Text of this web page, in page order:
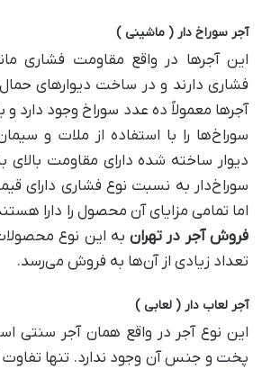
آجر سوراخ دار ( ماشینی )
این آجر‌ها در واقع مقاومت فشاری
فشاری دارند و در ساخت دیوار‌های
آجر‌ها معمولاً ده عدد سوراخ وجود دارد
سوراخ‌ها را با استفاده از ملات و
دیوار ساخته شده دارای مقاومت بالای
سوراخ‌دار به نسبت نوع فشاری دارای
اما تمامی مزایای آن محصول را دارا
فروش آجر در تهرانبه این نوع محصولات
تعداد زیادی از آن‌ها به فروش می‌رسد.
آجر لعاب دار ( لعابی )
این نوع آجر در واقع همان آجر سنتی
پخت و جنس آن وجود ندارد. تنها تفاوت